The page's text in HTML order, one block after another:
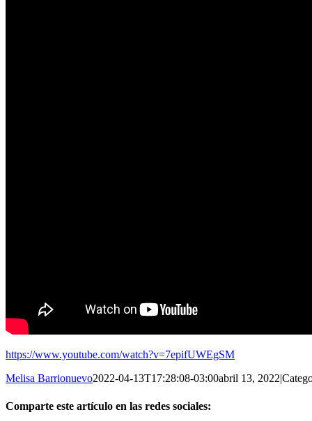
https://www.youtube.com/watch?v=7epifUWEgSM
Melisa Barrionuevo2022-04-13T17:28:08-03:00abril 13, 2022|
Comparte este artículo en las redes sociales: